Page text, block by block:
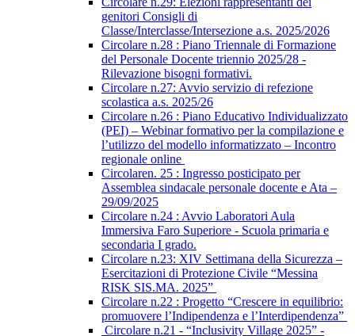
genitori Consigli di
Classe/Interclasse/Intersezione a.s. 2025/2026
Circolare n.28 : Piano Triennale di Formazione
del Personale Docente triennio 2025/28 -
Rilevazione bisogni formativi.
Circolare n.27: Avvio servizio di refezione
scolastica a.s. 2025/26
Circolare n.26 : Piano Educativo Individualizzato
(PEI) – Webinar formativo per la compilazione e
l’utilizzo del modello informatizzato – Incontro
regionale online
Circolaren. 25 : Ingresso posticipato per
Assemblea sindacale personale docente e Ata –
29/09/2025
Circolare n.24 : Avvio Laboratori Aula
Immersiva Faro Superiore - Scuola primaria e
secondaria I grado.
Circolare n.23: XIV Settimana della Sicurezza –
Esercitazioni di Protezione Civile “Messina
RISK SIS.MA. 2025”
Circolare n.22 : Progetto “Crescere in equilibrio:
promuovere l’Indipendenza e l’Interdipendenza”
Circolare n.21 - “Inclusivity Village 2025” -